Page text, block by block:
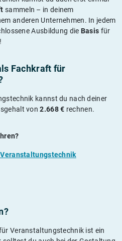
sammeln – in deinem
anderen Unternehmen. In jedem
Ausbildung die Basis für
Fachkraft für
kannst du nach deiner
von2.668 € rechnen.
Veranstaltungstechnik ist ein